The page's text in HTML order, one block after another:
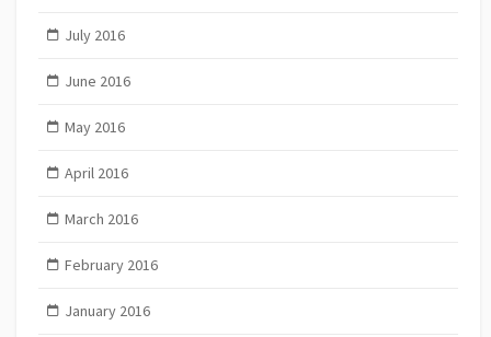
July 2016
June 2016
May 2016
April 2016
March 2016
February 2016
January 2016